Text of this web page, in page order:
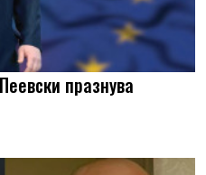
празнува